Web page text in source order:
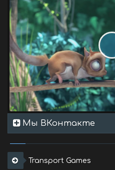
Мы ВКонтакте
Transport Games